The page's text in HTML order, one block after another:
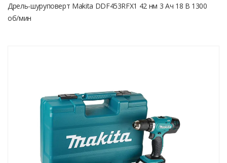
Дрель-шуруповерт Makita DDF453RFX1 42 нм 3 Ач 18 В 1300
об/мин